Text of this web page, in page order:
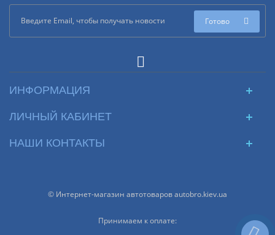
Готово
ИНФОРМАЦИЯ
ЛИЧНЫЙ КАБИНЕТ
НАШИ КОНТАКТЫ
© Интернет-магазин автотоваров autobro.kiev.ua
Принимаем к оплате: